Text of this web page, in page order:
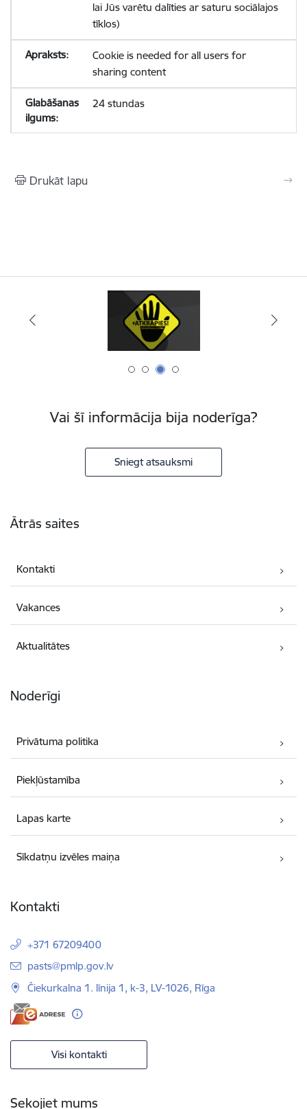
lai Jūs varētu dalīties ar saturu sociālajos
tīklos)
Cookie is needed for all users for
sharing content
24 stundas
Drukāt lapu
Vai šī informācija bija noderīga?
Sniegt atsauksmi
Ātrās saites
Kontakti
Vakances
Aktualitātes
Noderīgi
Privātuma politika
Piekļūstamība
Lapas karte
Sīkdatņu izvēles maiņa
Kontakti
+371 67209400
E-pasts:
pasts@pmlp.gov.lv
Čiekurkalna 1. līnija 1, k-3, LV-1026, Rīga
Visi kontakti
Sekojiet mums